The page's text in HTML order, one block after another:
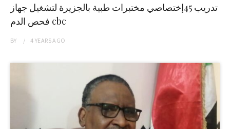
تدريب 45إختصاصي مختبرات طبية بالجزيرة لتشغيل جهاز
فحص الدم cbc
BY 4 YEARSAGO